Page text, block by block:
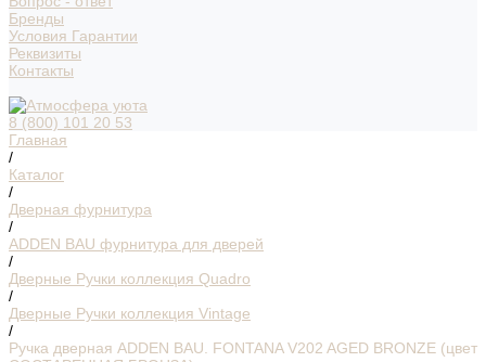
Бренды
Условия Гарантии
Реквизиты
Контакты
8 (800) 101 20 53
Главная
/
Каталог
/
Дверная фурнитура
/
ADDEN BAU фурнитура для дверей
/
Дверные Ручки коллекция Quadro
/
Дверные Ручки коллекция Vintage
/
Ручка дверная ADDEN BAU. FONTANA V202 AGED BRONZE (цвет